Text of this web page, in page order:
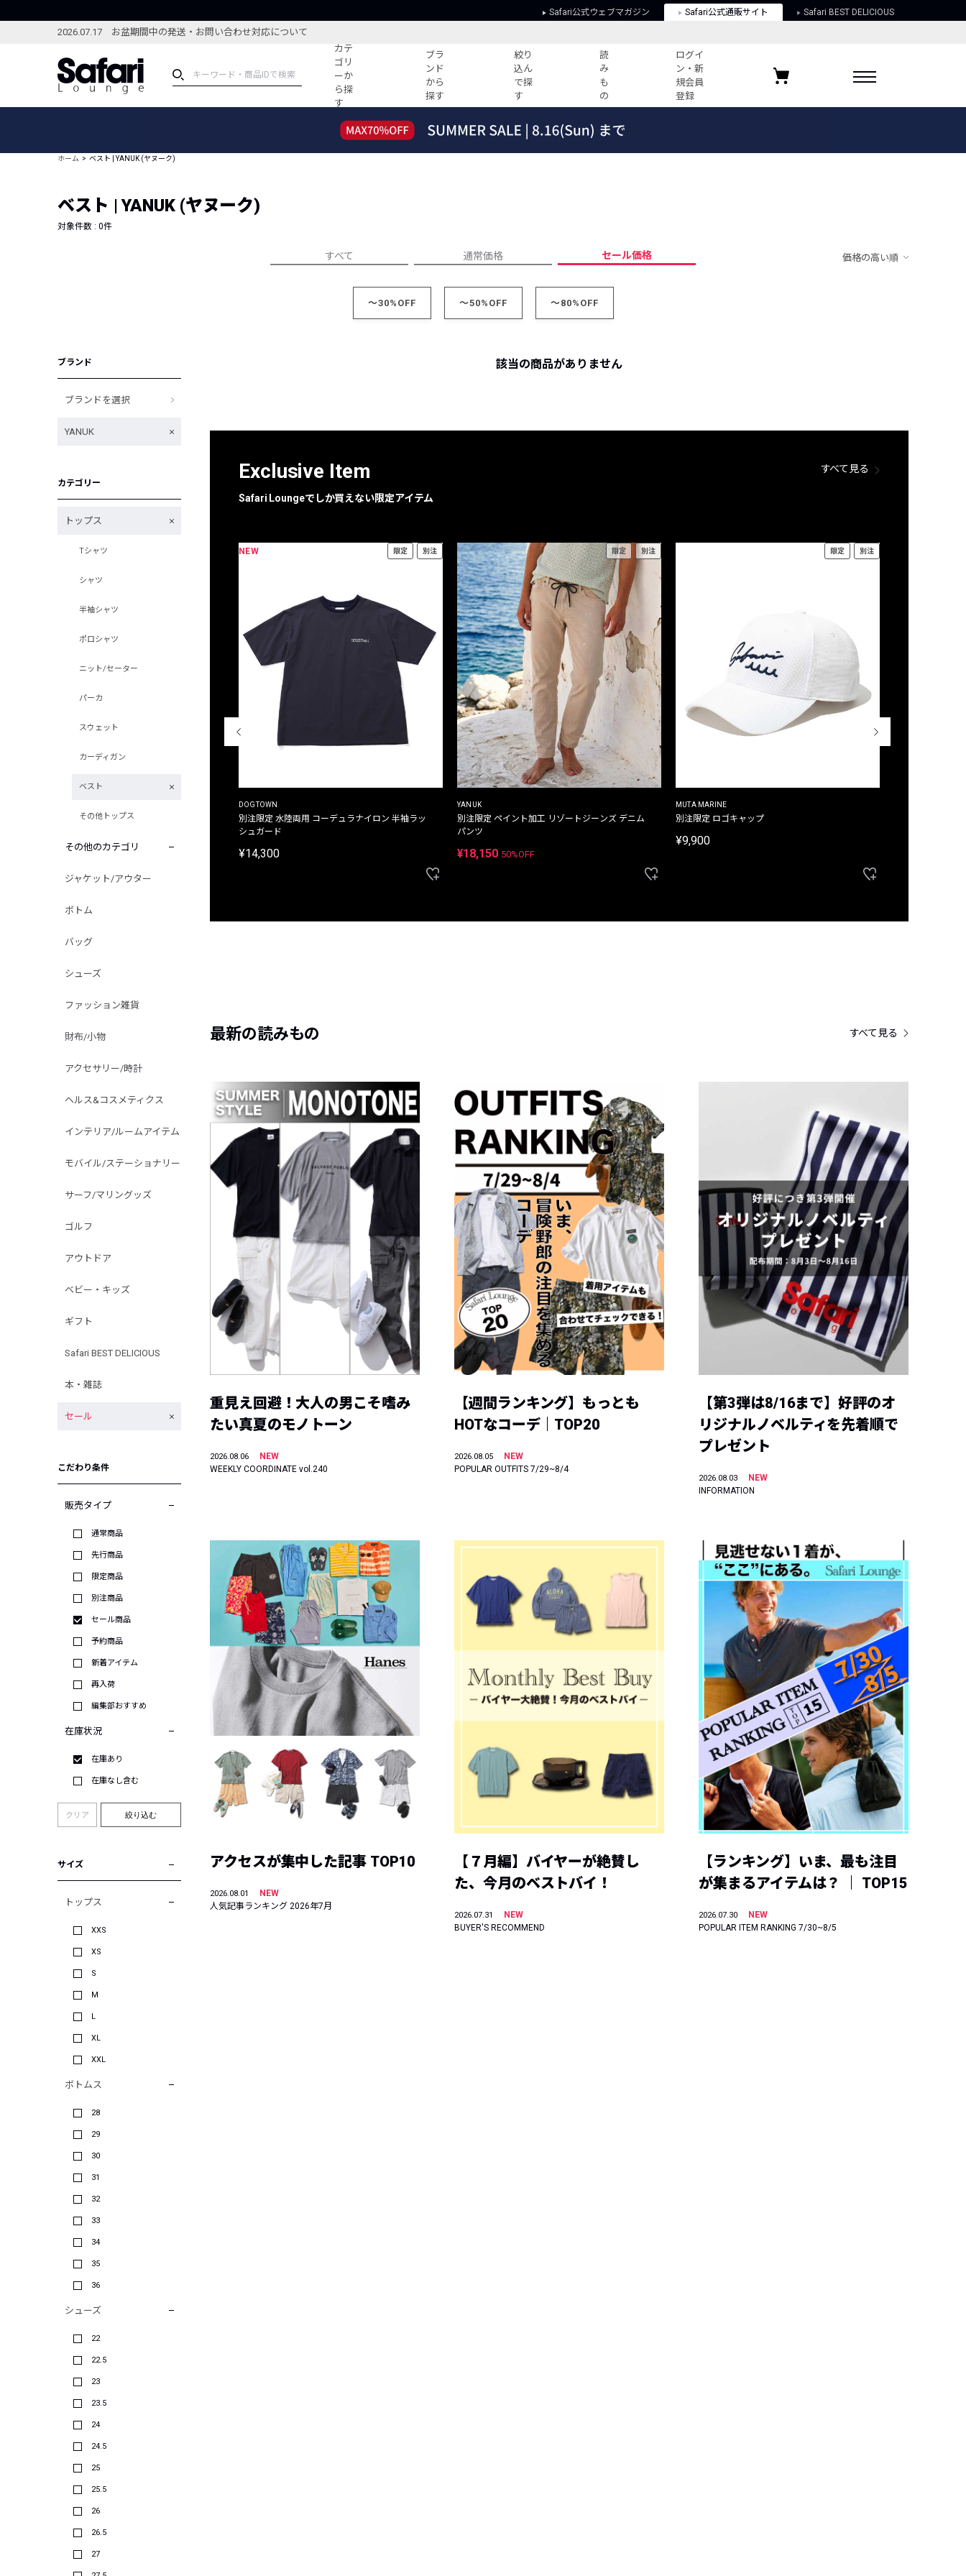
Safari公式ウェブマガジン Safari公式通販サイト Safari BEST DELICIOUS
2026.07.17 お盆期間中の発送・お問い合わせ対応について
カテ
ゴリ
ーか
ら探
す
ブラ
ンド
から
探す
絞り
込ん
で探
す
読
み
も
の
ログイ
ン・新
規会員
登録
ブランドから探す
新着アイテム
編集部のおすすめアイテム
コーディネート
すべての記事
人気記事ランキング
ウィークリーコーデ
プライバシーポリシー
お気に入りブランド
ホーム ベスト | YANUK (ヤヌーク)
ベスト | YANUK (ヤヌーク)
対象件数 : 0件
すべて 通常価格 セール価格 価格の高い順
～30%OFF ～50%OFF ～80%OFF
ブランド
ブランドを選択
YANUK
カテゴリー
トップス
Tシャツ
シャツ
半袖シャツ
ポロシャツ
ニット/セーター
パーカ
スウェット
カーディガン
ベスト
その他トップス
その他のカテゴリ
ジャケット/アウター
ボトム
バッグ
シューズ
ファッション雑貨
財布/小物
アクセサリー/時計
ヘルス&コスメティクス
インテリア/ルームアイテム
モバイル/ステーショナリー
サーフ/マリングッズ
ゴルフ
アウトドア
ベビー・キッズ
ギフト
Safari BEST DELICIOUS
本・雑誌
セール
こだわり条件
販売タイプ
通常商品
先行商品
限定商品
別注商品
セール商品
予約商品
新着アイテム
再入荷
編集部おすすめ
在庫状況
在庫あり
在庫なし含む
クリア 絞り込む
サイズ
トップス
XXS
XS
S
M
L
XL
XXL
ボトムス
28
29
30
31
32
33
34
35
36
シューズ
22
22.5
23
23.5
24
24.5
25
25.5
26
26.5
27
該当の商品がありません
Exclusive Item
Safari Loungeでしか買えない限定アイテム
すべて見る
別注限定 ピグメントダイ バックプリント サーフ
NEW 限定 別注
DOGTOWN
別注限定 水陸両用 コーデュラナイロン 半袖ラッ
シュガード
¥14,300
限定 別注
YANUK
別注限定 ペイント加工 リゾートジーンズ デニム
パンツ
¥18,150 50%OFF
限定 別注
MUTA MARINE
別注限定 ロゴキャップ
¥9,900
最新の読みもの すべて見る
重見え回避！大人の男こそ嗜み
たい真夏のモノトーン
2026.08.06
NEW
WEEKLY COORDINATE vol.240
【週間ランキング】もっとも
HOTなコーデ｜TOP20
2026.08.05
NEW
POPULAR OUTFITS 7/29~8/4
【第3弾は8/16まで】好評のオ
リジナルノベルティを先着順で
プレゼント
2026.08.03
NEW
INFORMATION
アクセスが集中した記事 TOP10
2026.08.01
NEW
人気記事ランキング 2026年7月
【７月編】バイヤーが絶賛し
た、今月のベストバイ！
2026.07.31
NEW
BUYER'S RECOMMEND
【ランキング】いま、最も注目
が集まるアイテムは？ ｜ TOP15
2026.07.30
NEW
POPULAR ITEM RANKING 7/30~8/5